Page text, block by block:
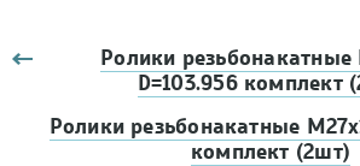
Ролики
D=103.956 комплект
Ролики резьбонакатные
комплект (2шт)